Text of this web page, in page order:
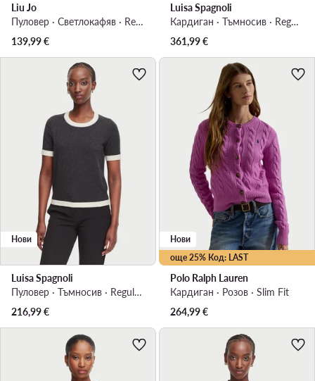
Liu Jo
Пуловер · Светлокафяв · Regular Fit
139,99€
Luisa Spagnoli
Кардиган · Тъмносив · Regular Fit
361,99€
Нови
Luisa Spagnoli
Пуловер · Тъмносив · Regular Fit
216,99€
още 25% Код: LAST
Нови
Polo Ralph Lauren
Кардиган · Розов · Slim Fit
264,99€